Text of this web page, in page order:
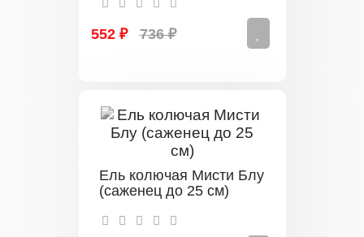
552 ₽ 736 ₽
Ель колючая Мисти Блу
(саженец до 25 см)